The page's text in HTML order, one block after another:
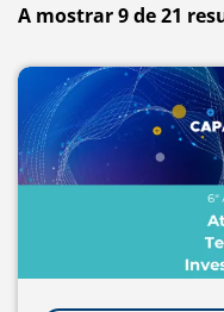
A mostrar 9 de 21